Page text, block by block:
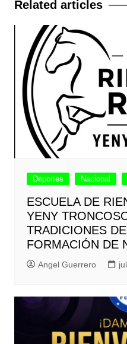
Related articles
Deportes Nacional
ESCUELA DE
YENY
TRADICIONES
FORMACIÓN DE
Angel Guerrero